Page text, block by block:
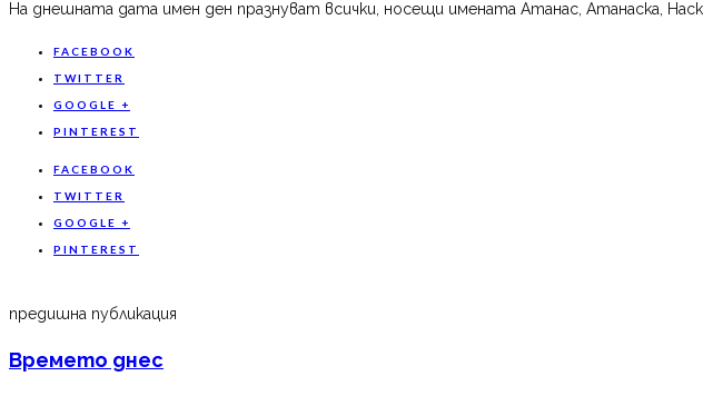
На днешната дата имен ден празнуват всички, носещи имената Атанас, Атанаска,
FACEBOOK
TWITTER
GOOGLE +
PINTEREST
FACEBOOK
TWITTER
GOOGLE +
PINTEREST
предишна публикация
Времето днес